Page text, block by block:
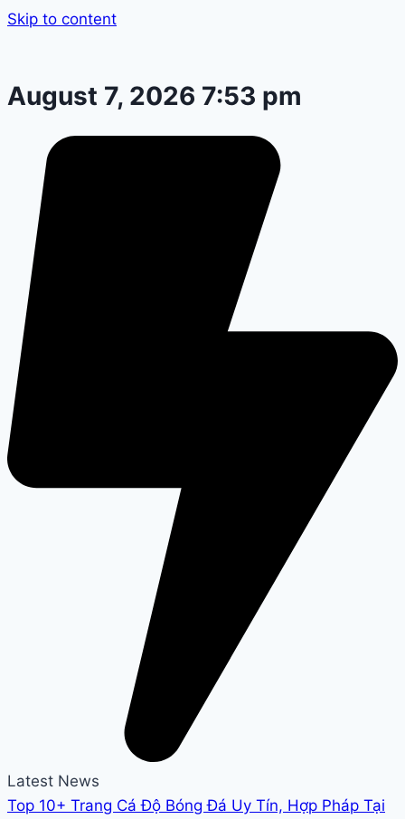
Skip to content
August 7, 2026 7:53 pm
Latest News
Top 10+ Trang Cá Độ Bóng Đá Uy Tín, Hợp Pháp Tại